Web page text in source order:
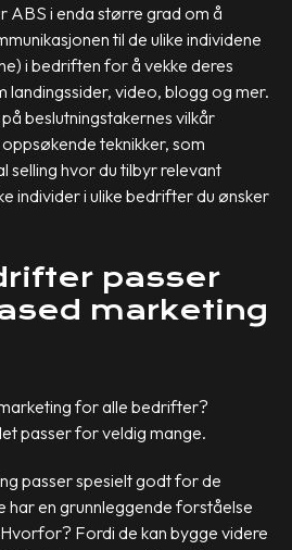
ABS i enda større grad om å
til de ulike individene
i bedriften for å vekke deres
landingssider, video, blogg og mer.
beslutningstakernes vilkår
teknikker, som
selling hvor du tilbyr relevant
individer i ulike bedrifter du ønsker
passer
marketing
for alle bedrifter?
passer for veldig mange.
passer spesielt godt for de
har en grunnleggende forståelse
Fordi de kan bygge videre